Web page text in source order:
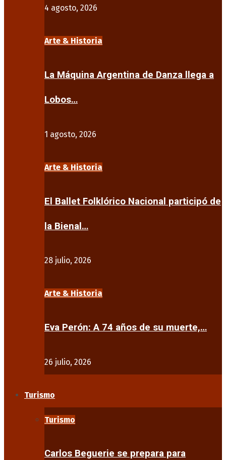
4 agosto, 2026
Arte & Historia
La Máquina Argentina de Danza llega a
Lobos…
1 agosto, 2026
Arte & Historia
El Ballet Folklórico Nacional participó de
la Bienal…
28 julio, 2026
Arte & Historia
Eva Perón: A 74 años de su muerte,…
26 julio, 2026
Turismo
Turismo
Carlos Beguerie se prepara para